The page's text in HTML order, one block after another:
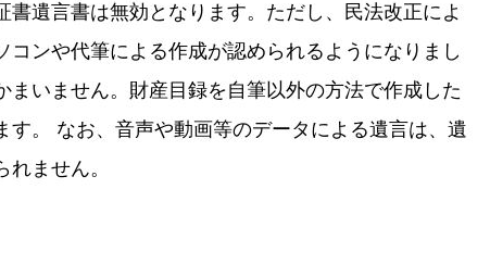
遺言書は無効となります。ただし、民法改正によ
ンや代筆による作成が認められるようになりまし
いません。財産目録を自筆以外の方法で作成した
。 なお、音声や動画等のデータによる遺言は、遺
ません。